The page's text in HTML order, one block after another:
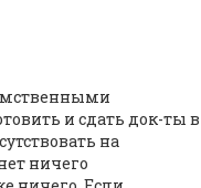
и сдать док-ты в
на
ничего